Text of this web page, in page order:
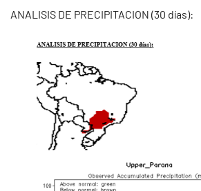
ANALISIS DE PRECIPITACION (30 días):